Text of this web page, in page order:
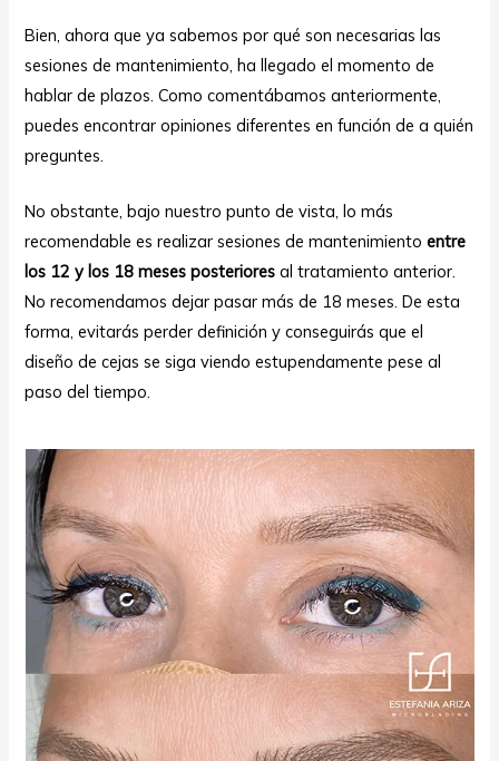
Bien, ahora que ya sabemos por qué son necesarias las
sesiones de mantenimiento, ha llegado el momento de
hablar de plazos. Como comentábamos anteriormente,
puedes encontrar opiniones diferentes en función de a quién
preguntes.
No obstante, bajo nuestro punto de vista, lo más
recomendable es realizar sesiones de mantenimiento entre
los 12 y los 18 meses posterioresal tratamiento anterior.
No recomendamos dejar pasar más de 18 meses. De esta
forma, evitarás perder definición y conseguirás que el
diseño de cejas se siga viendo estupendamente pese al
paso del tiempo.